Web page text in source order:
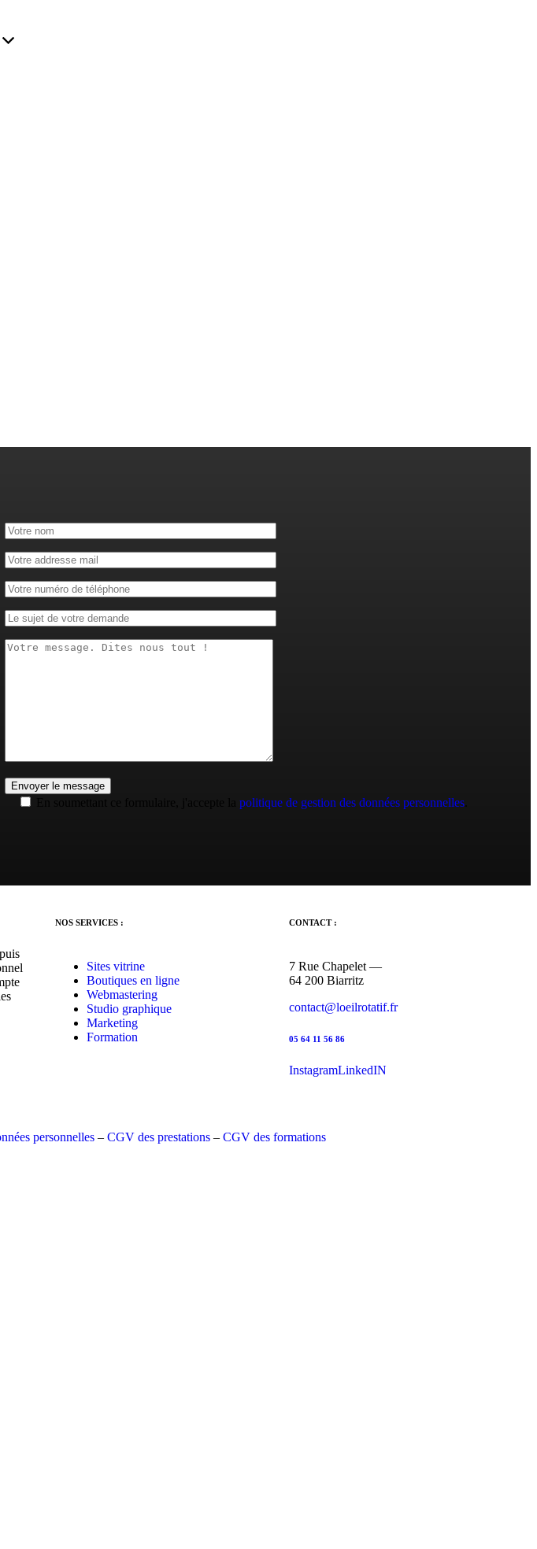
politique de gestion des données personnelles
NOS SERVICES :
Sites vitrine
Boutiques en ligne
Webmastering
Studio graphique
Marketing
Formation
CONTACT :
7 Rue Chapelet —
64 200 Biarritz
contact@loeilrotatif.fr
05 64 11 56 86
InstagramLinkedIN
personnelles– CGV des prestations– CGV des formations